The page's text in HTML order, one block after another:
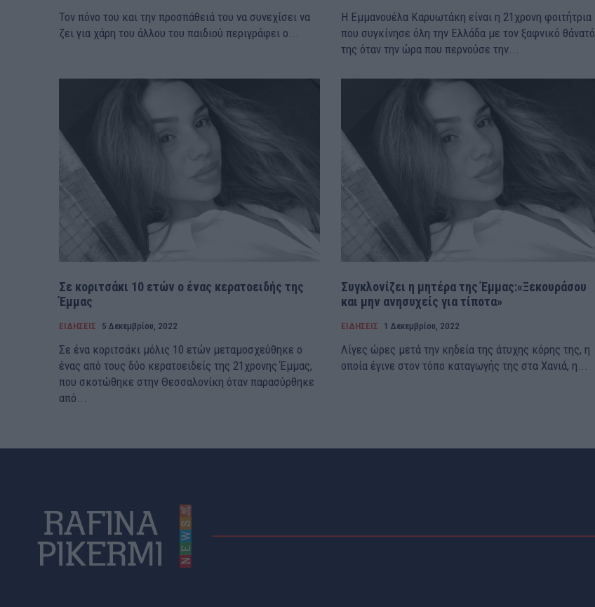
Τον πόνο του και την προσπάθειά του να συνεχίσει να
ζει για χάρη του άλλου του παιδιού περιγράφει ο...
Η Εμμανουέλα Καρυωτάκη είναι η 21χρονη φοιτήτρια
που συγκίνησε όλη την Ελλάδα με τον ξαφνικό θάνατό
της όταν την ώρα που περνούσε την...
Σε κοριτσάκι 10 ετών ο ένας κερατοειδής της
Έμμας
ΕΙΔΗΣΕΙΣ 5 Δεκεμβρίου, 2022
Σε ένα κοριτσάκι μόλις 10 ετών μεταμοσχεύθηκε ο
ένας από τους δύο κερατοειδείς της 21χρονης Έμμας,
που σκοτώθηκε στην Θεσσαλονίκη όταν παρασύρθηκε
από...
Συγκλονίζει η μητέρα της Έμμας:«Ξεκουράσου
και μην ανησυχείς για τίποτα»
ΕΙΔΗΣΕΙΣ 1 Δεκεμβρίου, 2022
Λίγες ώρες μετά την κηδεία της άτυχης κόρης της, η
οποία έγινε στον τόπο καταγωγής της στα Χανιά, η...